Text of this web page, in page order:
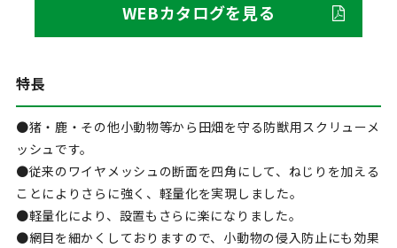
WEBカタログを見る
特長
●猪・鹿・その他小動物等から田畑を守る防獣用スクリューメ
ッシュです。
●従来のワイヤメッシュの断面を四角にして、ねじりを加える
ことによりさらに強く、軽量化を実現しました。
●軽量化により、設置もさらに楽になりました。
●網目を細かくしておりますので、小動物の侵入防止にも効果